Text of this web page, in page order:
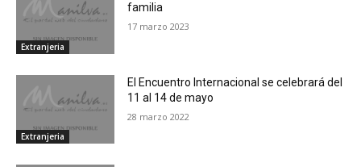
Extranjeria
familia
17 marzo 2023
Extranjeria
El Encuentro Internacional se celebrará del
11 al 14 de mayo
28 marzo 2022